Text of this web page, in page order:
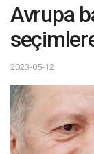
Avrupa
2023-05-12